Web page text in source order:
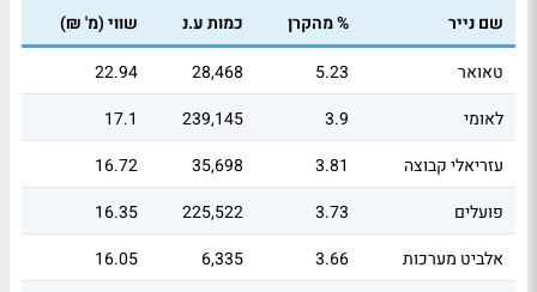
שם נייר % מהקרן כמות ע.נ
שווי (מ' ₪)
טאואר
5.23
28,468
22.94
לאומי
3.9
239,145
17.1
עזריאלי קבוצה
3.81
35,698
16.72
פועלים
3.73
225,522
16.35
אלביט מערכות
3.66
6,335
16.05